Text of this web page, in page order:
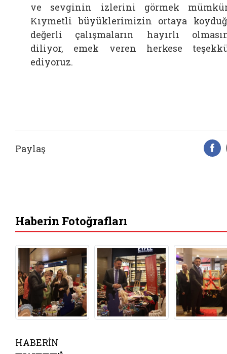
ve sevginin izlerini görmek
Kıymetli büyüklerimizin ortaya
değerli çalışmaların hayırlı
diliyor, emek veren herkese
ediyoruz.
Paylaş
Haberin Fotoğrafları
HABERİN